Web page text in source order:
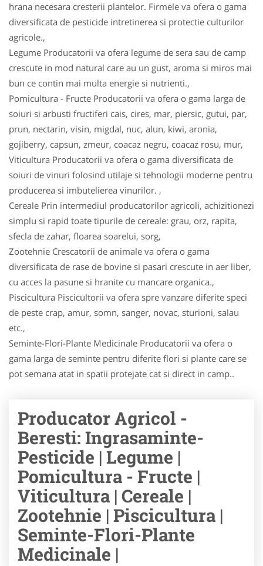
hrana necesara cresterii plantelor. Firmele va ofera o gama
diversificata de pesticide intretinerea si protectie culturilor
agricole.,
Legume Producatorii va ofera legume de sera sau de camp
crescute in mod natural care au un gust, aroma si miros mai
bun ce contin mai multa energie si nutrienti.,
Pomicultura - Fructe Producatorii va ofera o gama larga de
soiuri si arbusti fructiferi cais, cires, mar, piersic, gutui, par,
prun, nectarin, visin, migdal, nuc, alun, kiwi, aronia,
gojiberry, capsun, zmeur, coacaz negru, coacaz rosu, mur,
Viticultura Producatorii va ofera o gama diversificata de
soiuri de vinuri folosind utilaje si tehnologii moderne pentru
producerea si imbutelierea vinurilor. ,
Cereale Prin intermediul producatorilor agricoli, achizitionezi
simplu si rapid toate tipurile de cereale: grau, orz, rapita,
sfecla de zahar, floarea soarelui, sorg,
Zootehnie Crescatorii de animale va ofera o gama
diversificata de rase de bovine si pasari crescute in aer liber,
cu acces la pasune si hranite cu mancare organica.,
Piscicultura Piscicultorii va ofera spre vanzare diferite speci
de peste crap, amur, somn, sanger, novac, stu­ri­oni, salau
etc.,
Seminte-Flori-Plante Medicinale Producatorii va ofera o
gama larga de seminte pentru diferite flori si plante care se
pot semana atat in spatii protejate cat si direct in camp..
Producator Agricol -
Beresti: Ingrasaminte-
Pesticide | Legume |
Pomicultura - Fructe |
Viticultura | Cereale |
Zootehnie | Piscicultura |
Seminte-Flori-Plante
Medicinale |